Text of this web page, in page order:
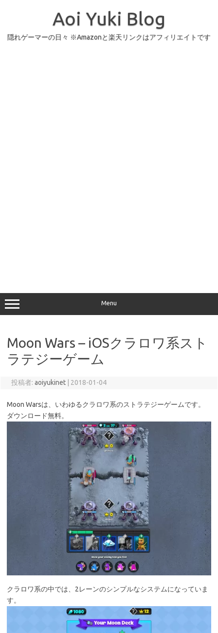
Aoi Yuki Blog
隠れゲーマーの日々 ※Amazonと楽天リンクはアフィリエイトです
Menu
Moon Wars – iOSクラロワ系スト
ラテジーゲーム
投稿者: aoiyukinet 2018-01-04
Moon Warsは、いわゆるクラロワ系のストラテジーゲームです。
ダウンロード無料。
クラロワ系の中では、2レーンのシンプルなシステムになっていま
す。